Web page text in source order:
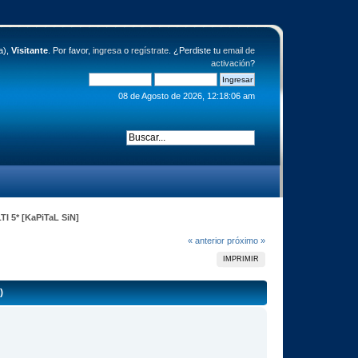
Visitante. Por favor, ingresao regístrate. ¿Perdiste tu email de
activación?
08 de Agosto de 2026, 12:18:06 am
5* [KaPiTaL SiN]
« anterior próximo »
IMPRIMIR